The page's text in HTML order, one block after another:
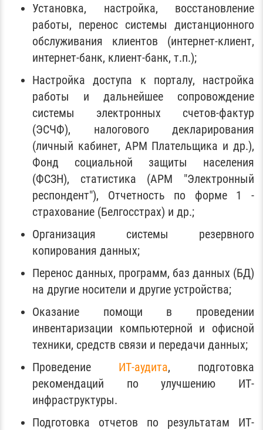
Установка, настройка, восстановление
работы, перенос системы дистанционного
обслуживания клиентов (интернет-клиент,
интернет-банк, клиент-банк, т.п.);
Настройка доступа к порталу, настройка
работы и дальнейшее сопровождение
системы электронных счетов-фактур
(ЭСЧФ), налогового декларирования
(личный кабинет, АРМ Плательщика и др.),
Фонд социальной защиты населения
(ФСЗН), статистика (АРМ "Электронный
респондент"), Отчетность по форме 1 -
страхование (Белгосстрах) и др.;
Организация системы резервного
копирования данных;
Перенос данных, программ, баз данных (БД)
на другие носители и другие устройства;
Оказание помощи в проведении
инвентаризации компьютерной и офисной
техники, средств связи и передачи данных;
Проведение ИТ-аудита, подготовка
рекомендаций по улучшению ИТ-
инфраструктуры.
Подготовка отчетов по результатам ИТ-